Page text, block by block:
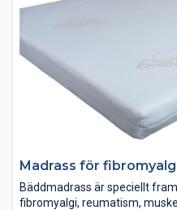
Madrass för
Bäddmadrass är speciellt
fibromyalgi, reumatism,